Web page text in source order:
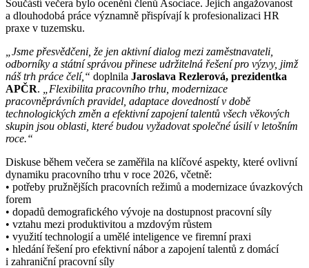
Součástí večera bylo ocenění členů Asociace. Jejich angažovanost
a dlouhodobá práce významně přispívají k profesionalizaci HR
praxe v tuzemsku.
„Jsme přesvědčeni, že jen aktivní dialog mezi zaměstnavateli,
odborníky a státní správou přinese udržitelná řešení pro výzvy, jimž
náš trh práce čelí,“ doplnila Jaroslava Rezlerová, prezidentka
APČR.
„Flexibilita pracovního trhu, modernizace
pracovněprávních pravidel, adaptace dovedností v době
technologických změn a efektivní zapojení talentů všech věkových
skupin jsou oblasti, které budou vyžadovat společné úsilí v letošním
roce.“
Diskuse během večera se zaměřila na klíčové aspekty, které ovlivní
dynamiku pracovního trhu v roce 2026, včetně:
• potřeby pružnějších pracovních režimů a modernizace úvazkových
forem
• dopadů demografického vývoje na dostupnost pracovní síly
• vztahu mezi produktivitou a mzdovým růstem
• využití technologií a umělé inteligence ve firemní praxi
• hledání řešení pro efektivní nábor a zapojení talentů z domácí
i zahraniční pracovní síly